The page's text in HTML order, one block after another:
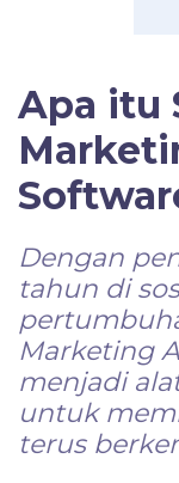
Apa itu
Dengan
tahun di
Marketing
menjadi
untuk
terus